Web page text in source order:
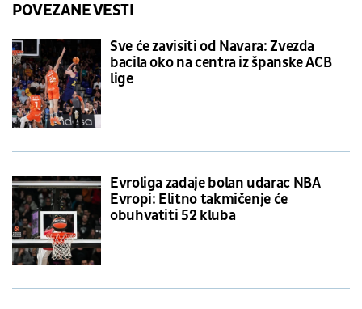
POVEZANE VESTI
Sve će zavisiti od Navara: Zvezda
bacila oko na centra iz španske ACB
lige
Evroliga zadaje bolan udarac NBA
Evropi: Elitno takmičenje će
obuhvatiti 52 kluba